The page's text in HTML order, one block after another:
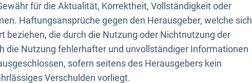
für die Aktualität, Korrektheit, Vollständigkeit oder
Haftungsansprüche gegen den Herausgeber, welche sich
beziehen, die durch die Nutzung oder Nichtnutzung der
die Nutzung fehlerhafter und unvollständiger Informationen
sofern seitens des Herausgebers kein
Verschulden vorliegt.